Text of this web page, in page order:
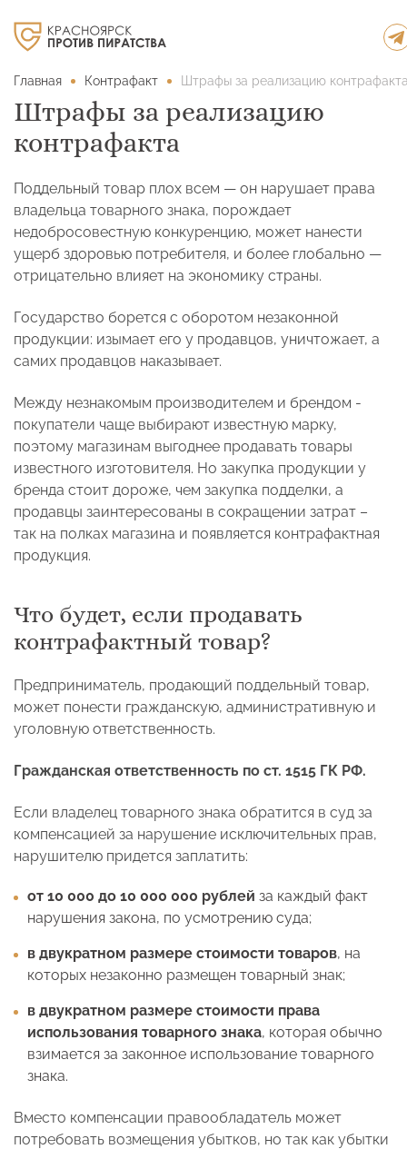
Главная Контрафакт Штрафы за реализацию
Штрафы за реализацию
контрафакта
Поддельный товар плох всем — он нарушает права
владельца товарного знака, порождает
недобросовестную конкуренцию, может нанести
ущерб здоровью потребителя, и более глобально —
отрицательно влияет на экономику страны.
Государство борется с оборотом незаконной
продукции: изымает его у продавцов, уничтожает, а
самих продавцов наказывает.
Между незнакомым производителем и брендом -
покупатели чаще выбирают известную марку,
поэтому магазинам выгоднее продавать товары
известного изготовителя. Но закупка продукции у
бренда стоит дороже, чем закупка подделки, а
продавцы заинтересованы в сокращении затрат –
так на полках магазина и появляется контрафактная
продукция.
Что будет, если продавать
контрафактный товар?
Предприниматель, продающий поддельный товар,
может понести гражданскую, административную и
уголовную ответственность.
Гражданская ответственность по ст. 1515 ГК РФ.
Если владелец товарного знака обратится в суд за
компенсацией за нарушение исключительных прав,
нарушителю придется заплатить:
от 10 000 до 10 000 000 рублей за каждый факт
нарушения закона, по усмотрению суда;
в двукратном размере стоимости товаров, на
которых незаконно размещен товарный знак;
в двукратном размере стоимости права
использования товарного знака, которая обычно
взимается за законное использование товарного
знака.
Вместо компенсации правообладатель может
потребовать возмещения убытков, но так как убытки